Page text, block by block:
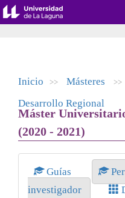
Inicio >> Másteres >>
Desarrollo Regional
Máster
(2020 - 2021)
Guías
investigador